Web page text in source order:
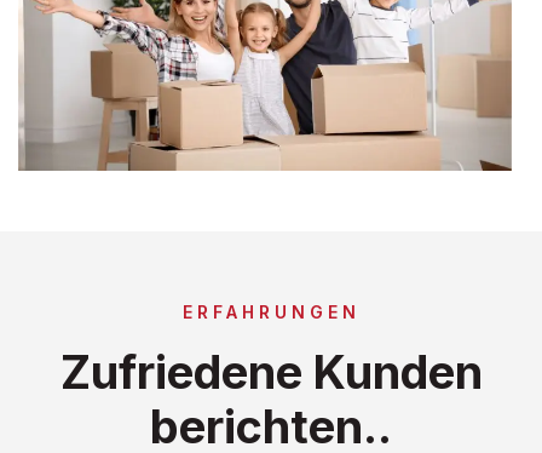
ERFAHRUNGEN
Zufriedene Kunden
berichten..